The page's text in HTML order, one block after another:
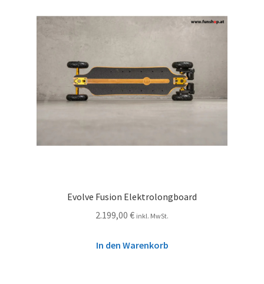
Evolve Fusion Elektrolongboard
2.199,00 € inkl. MwSt.
In den Warenkorb